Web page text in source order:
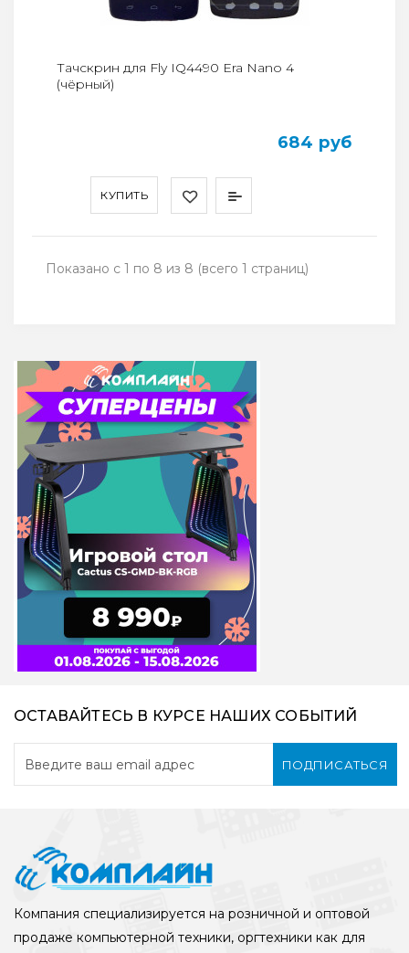
КУПИТЬ
Тачскрин для Fly IQ4490 Era Nano 4
(чёрный)
684 руб
Показано с 1 по 8 из 8 (всего 1 страниц)
ОСТАВАЙТЕСЬ В КУРСЕ НАШИХ СОБЫТИЙ
ПОДПИСАТЬСЯ
Компания специализируется на розничной и оптовой
продаже компьютерной техники, оргтехники как для